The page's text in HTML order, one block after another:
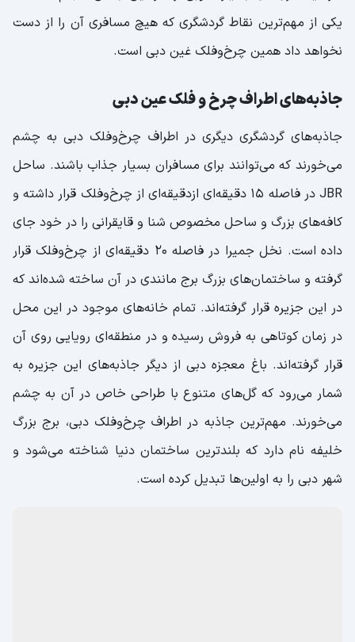
یکی از مهم‌ترین نقاط گردشگری که هیچ مسافری آن را از دست
نخواهد داد همین چرخ‌وفلک غین دبی است.
جاذبه‌های اطراف چرخ و فلک عین دبی
جاذبه‌های گردشگری دیگری در اطراف چرخ‌وفلک دبی به چشم
می‌خورند که می‌توانند برای مسافران بسیار جذاب باشند. ساحل
JBR در فاصله ۱۵ دقیقه‌ای ازدقیقه‌ای از چرخ‌وفلک قرار داشته و
کافه‌های بزرگ و ساحل مخصوص شنا و قایقرانی را در خود جای
داده است. نخل جمیرا در فاصله ۲۰ دقیقه‌ای از چرخ‌وفلک قرار
گرفته و ساختمان‌های بزرگ برج مانندی در آن ساخته شده‌اند که
در این جزیره قرار گرفته‌اند. تمام خانه‌های موجود در این محل
در زمان کوتاهی به فروش رسیده و در منطقه‌ای رویایی روی آن
قرار گرفته‌اند. باغ معجزه دبی از دیگر جاذبه‌های این جزیره به
شمار می‌رود که گل‌های متنوع با طراحی خاص در آن به چشم
می‌خورند. مهم‌ترین جاذبه در اطراف چرخ‌وفلک دبی، برج بزرگ
خلیفه نام دارد که بلندترین ساختمان دنیا شناخته می‌شود و
شهر دبی را به اولین‌ها تبدیل کرده است.